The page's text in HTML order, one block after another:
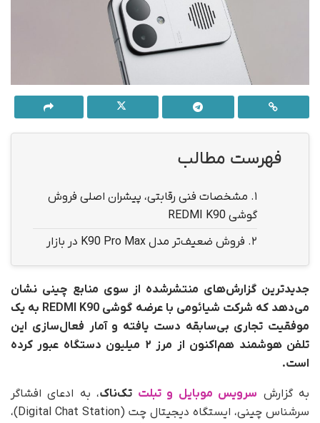
فهرست مطالب
1. مشخصات فنی رقابتی، پیشران اصلی فروش
گوشی REDMI K90
2. فروش ضعیف‌تر مدل K90 Pro Max در بازار
جدیدترین گزارش‌های منتشرشده از سوی منابع چینی نشان
می‌دهد که شرکت شیائومی با عرضه گوشی REDMI K90 به یک
موفقیت تجاری بی‌سابقه دست یافته و آمار فعال‌سازی این
تلفن هوشمند هم‌اکنون از مرز ۲ میلیون دستگاه عبور کرده
است.
به گزارش سرویس موبایل و تبلت تک‌ناک، به ادعای افشاگر
سرشناس چینی، ایستگاه دیجیتال چت (Digital Chat Station)،